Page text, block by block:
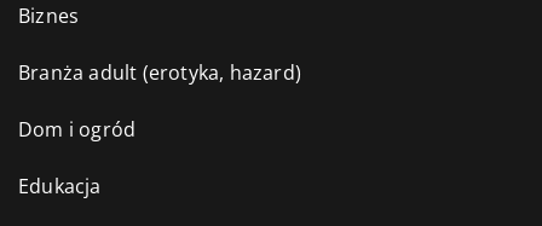
Biznes
Branża adult (erotyka, hazard)
Dom i ogród
Edukacja